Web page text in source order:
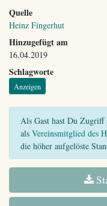
Quelle
Heinz Fingerhut
Hinzugefügt am
16.04.2019
Schlagworte
Anzeigen
Als Gast hast Du
als Vereinsmitglied des
die höher aufgelöste